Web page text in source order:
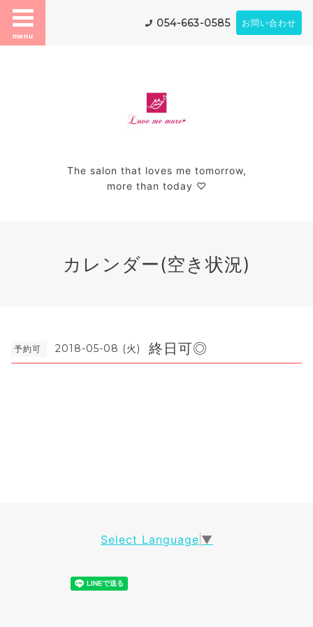
menu
054-663-0585 お問い合わせ
The salon that loves me tomorrow,
more than today ♡
カレンダー(空き状況)
予約可 2018-05-08 (火) 終日可◎
Select Language ▼